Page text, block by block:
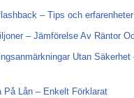
– Tips och erfarenheter
– Jämförelse Av Räntor
Utan
På Lån – Enkelt Förklarat